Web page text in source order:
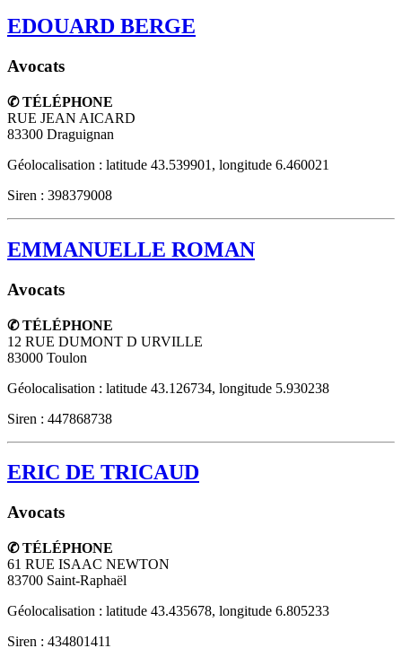
EDOUARD BERGE
Avocats
✆ TÉLÉPHONE
RUE JEAN AICARD
83300 Draguignan
Géolocalisation : latitude 43.539901, longitude 6.460021
Siren : 398379008
EMMANUELLE ROMAN
Avocats
✆ TÉLÉPHONE
12 RUE DUMONT D URVILLE
83000 Toulon
Géolocalisation : latitude 43.126734, longitude 5.930238
Siren : 447868738
ERIC DE TRICAUD
Avocats
✆ TÉLÉPHONE
61 RUE ISAAC NEWTON
83700 Saint-Raphaël
Géolocalisation : latitude 43.435678, longitude 6.805233
Siren : 434801411